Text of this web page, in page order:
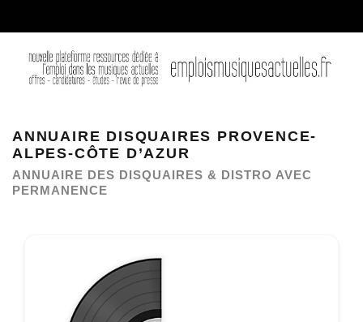
ANNUAIRE DISQUAIRES PROVENCE-
ALPES-CÔTE D’AZUR
ANNUAIRE DES DISQUAIRES & DISTRO AVEC
PERMANENCE